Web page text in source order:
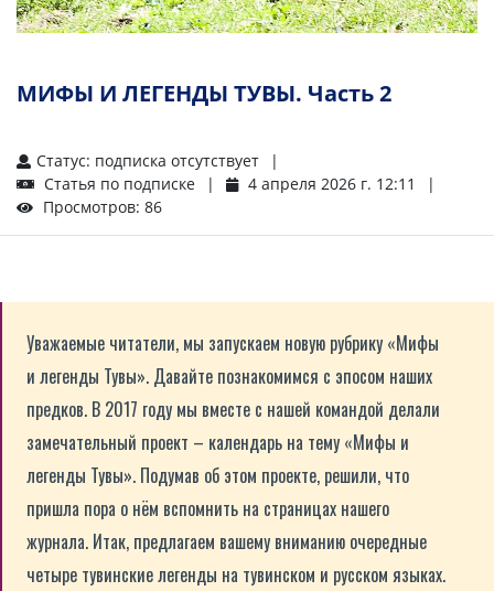
МИФЫ И ЛЕГЕНДЫ ТУВЫ. Часть 2
Статус: подписка отсутствует
Статья по подписке
4 апреля 2026 г. 12:11
Просмотров: 86
Уважаемые читатели, мы запускаем новую рубрику «Мифы
и легенды Тувы». Давайте познакомимся с эпосом наших
предков. В 2017 году мы вместе с нашей командой делали
замечательный проект – календарь на тему «Мифы и
легенды Тувы». Подумав об этом проекте, решили, что
пришла пора о нём вспомнить на страницах нашего
журнала. Итак, предлагаем вашему вниманию очередные
четыре тувинские легенды на тувинском и русском языках.